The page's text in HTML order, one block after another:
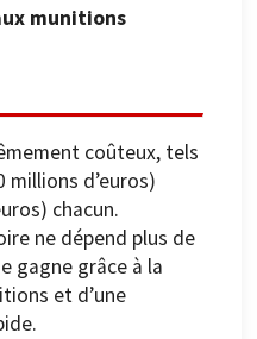
munitions
coûteux, tels
millions d’euros)
chacun.
ne dépend plus de
gagne grâce à la
et d’une